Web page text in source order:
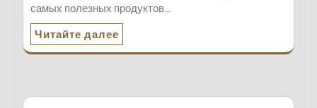
самых полезных продуктов…
Читайте далее